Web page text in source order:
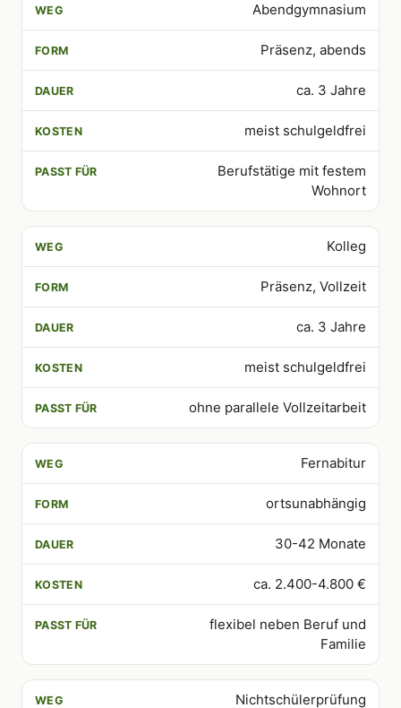
WEG KOSTEN PASST FÜR
Abendgymnasium
Präsenz, abends
ca. 3 Jahre
meist schulgeldfrei
Berufstätige mit festem
Wohnort
Kolleg
Präsenz, Vollzeit
ca. 3 Jahre
meist schulgeldfrei
ohne parallele Vollzeitarbeit
Fernabitur
ortsunabhängig
30-42 Monate
ca. 2.400-4.800 €
flexibel neben Beruf und
Familie
Nichtschülerprüfung